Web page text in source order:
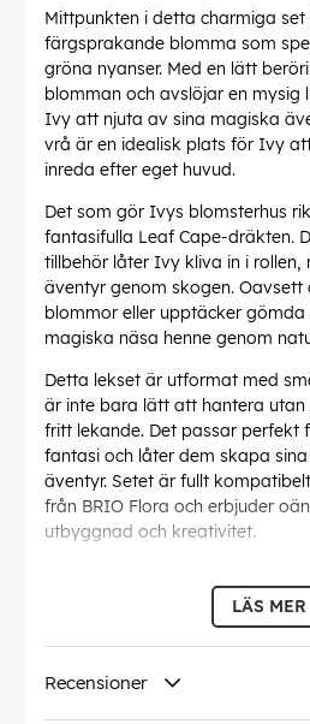
Mittpunkten i detta charmiga set
färgsprakande blomma som
gröna nyanser. Med en lätt
blomman och avslöjar en mysig
Ivy att njuta av sina magiska
vrå är en idealisk plats för Ivy
inreda efter eget huvud.
Det som gör Ivys blomsterhus
fantasifulla Leaf Cape-dräkten.
tillbehör låter Ivy kliva in i
äventyr genom skogen. Oavsett
blommor eller upptäcker
magiska näsa henne genom
Detta lekset är utformat med
är inte bara lätt att hantera
fritt lekande. Det passar perfekt
fantasi och låter dem skapa
äventyr. Setet är fullt
från BRIO Flora och erbjuder
utbyggnad och kreativitet.
blomsterhus är tillverkat med
ett hållbart och uppskattat
Oavsett om ditt barn leker
lovar detta lekset timmar av
LÄS MER
Recensioner